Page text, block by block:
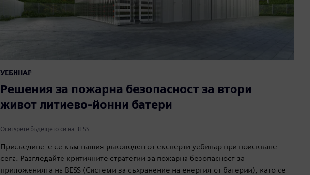
УЕБИНАР
Решения за пожарна безопасност за втори
живот литиево-йонни батери
Осигурете бъдещето си на BESS
Присъединете се към нашия ръководен от експерти уебинар при поискване
сега. Разгледайте критичните стратегии за пожарна безопасност за
приложенията на BESS (Системи за съхранение на енергия от батерии), като се